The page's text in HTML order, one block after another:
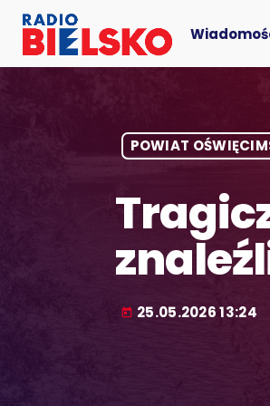
POWIAT
today 25.05.2026 13:24